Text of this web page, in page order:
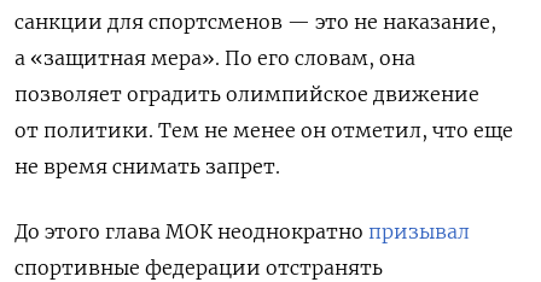
санкции для спортсменов — это не наказание,
а «защитная мера». По его словам, она
позволяет оградить олимпийское движение
от политики. Тем не менее он отметил, что еще
не время снимать запрет.
До этого глава МОК неоднократно призывал
спортивные федерации отстранять